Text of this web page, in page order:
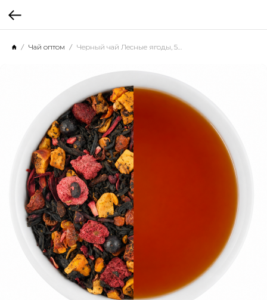
Чай оптом Черный чай Лесные ягоды, 500 г